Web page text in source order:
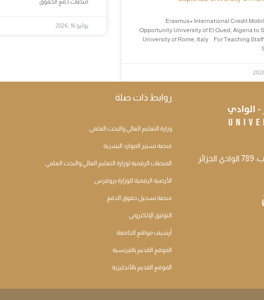
Erasmus+ International Credit
Opportunity University of El Oued, Algeria to
University of Rome, Italy For Teaching Staff
منصات دفع الحقوق
يوليو 16, 2026
روابط ذات صلة
وزارة التعليم العالي والبحث العلمي
منصة تسيير الموارد اليشرية
المنصات الرقمية لوزارة التعليم العالي والبحث العلمي
الأرضية الرقمية للوزارة بروقرس
منصة تسجيل حقوق الدفع
التوثيق الإلكتروني
أرشيف مواقع الجامعة
الموقع القديم بالفرنسية
الموقع القديم بالأنجليزية